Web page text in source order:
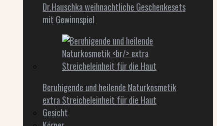
Dr.Hauschka weihnachtliche Geschenkesets
mit Gewinnspiel
Beruhigende und heilende Naturkosmetik
extra Streicheleinheit für die Haut
Gesicht